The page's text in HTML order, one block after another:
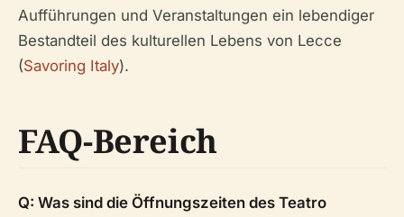
Aufführungen und Veranstaltungen ein lebendiger
Bestandteil des kulturellen Lebens von Lecce
(Savoring Italy).
FAQ-Bereich
Q: Was sind die Öffnungszeiten des Teatro